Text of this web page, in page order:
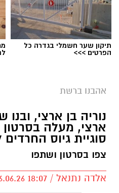
חדשותי? מצאתם טעות
תיקון שער חשמלי בגדרה כל
הפרטים >>>
אהבנו ברשת
נוריה בן ארצי, ובנו
ארצי, מעלה
סוגיית גיוס
צפו בסרטון ושתפו
אלדה נתנאל / 18:07 26.06.26